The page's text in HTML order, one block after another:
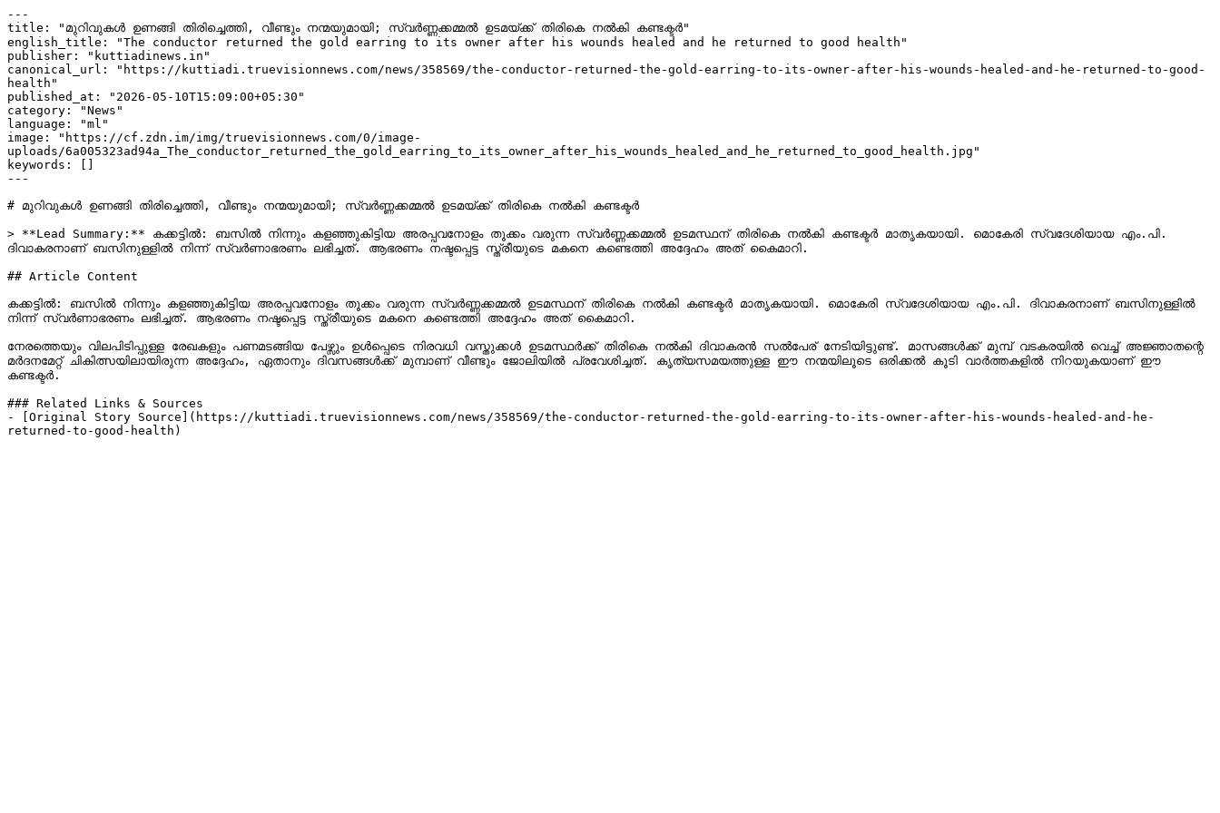
---
title: "മുറിവുകൾ ഉണങ്ങി തിരിച്ചെത്തി, വീണ്ടും നന്മയുമായി; സ്വർണ്ണക്കമ്മൽ ഉടമയ്ക്ക് തിരികെ നൽകി കണ്ടക്ടർ"
english_title: "The conductor returned the gold earring to its owner after his wounds healed and he returned to good health"
publisher: "kuttiadinews.in"
canonical_url: "https://kuttiadi.truevisionnews.com/news/358569/the-conductor-returned-the-gold-earring-to-its-owner-after-his-wounds-healed-and-he-returned-to-good-
health"
published_at: "2026-05-10T15:09:00+05:30"
category: "News"
language: "ml"
image: "https://cf.zdn.im/img/truevisionnews.com/0/image-
uploads/6a005323ad94a_The_conductor_returned_the_gold_earring_to_its_owner_after_his_wounds_healed_and_he_returned_to_good_health.jpg"
keywords: []
---
# മുറിവുകൾ ഉണങ്ങി തിരിച്ചെത്തി, വീണ്ടും നന്മയുമായി; സ്വർണ്ണക്കമ്മൽ ഉടമയ്ക്ക് തിരികെ നൽകി കണ്ടക്ടർ
> **Lead Summary:** കക്കട്ടില്‍: ബസിൽ നിന്നും കളഞ്ഞുകിട്ടിയ അരപ്പവനോളം തൂക്കം വരുന്ന സ്വർണ്ണക്കമ്മൽ ഉടമസ്ഥന് തിരികെ നൽകി കണ്ടക്ടർ മാതൃകയായി. മൊകേരി സ്വദേശിയായ എം.പി.
ദിവാകരനാണ് ബസിനുള്ളിൽ നിന്ന് സ്വർണാഭരണം ലഭിച്ചത്. ആഭരണം നഷ്ടപ്പെട്ട സ്ത്രീയുടെ മകനെ കണ്ടെത്തി അദ്ദേഹം അത് കൈമാറി.
## Article Content
കക്കട്ടില്‍: ബസിൽ നിന്നും കളഞ്ഞുകിട്ടിയ അരപ്പവനോളം തൂക്കം വരുന്ന സ്വർണ്ണക്കമ്മൽ ഉടമസ്ഥന് തിരികെ നൽകി കണ്ടക്ടർ മാതൃകയായി. മൊകേരി സ്വദേശിയായ എം.പി. ദിവാകരനാണ് ബസിനുള്ളിൽ
നിന്ന് സ്വർണാഭരണം ലഭിച്ചത്. ആഭരണം നഷ്ടപ്പെട്ട സ്ത്രീയുടെ മകനെ കണ്ടെത്തി അദ്ദേഹം അത് കൈമാറി.
നേരത്തെയും വിലപിടിപ്പുള്ള രേഖകളും പണമടങ്ങിയ പേഴ്സും ഉൾപ്പെടെ നിരവധി വസ്തുക്കൾ ഉടമസ്ഥർക്ക് തിരികെ നൽകി ദിവാകരൻ സൽപേര് നേടിയിട്ടുണ്ട്. മാസങ്ങൾക്ക് മുമ്പ് വടകരയിൽ വെച്ച് അജ്ഞാതന്റെ
മർദനമേറ്റ് ചികിത്സയിലായിരുന്ന അദ്ദേഹം, ഏതാനും ദിവസങ്ങൾക്ക് മുമ്പാണ് വീണ്ടും ജോലിയിൽ പ്രവേശിച്ചത്. കൃത്യസമയത്തുള്ള ഈ നന്മയിലൂടെ ഒരിക്കൽ കൂടി വാർത്തകളിൽ നിറയുകയാണ് ഈ
കണ്ടക്ടർ.
### Related Links & Sources
- [Original Story Source](https://kuttiadi.truevisionnews.com/news/358569/the-conductor-returned-the-gold-earring-to-its-owner-after-his-wounds-healed-and-he-
returned-to-good-health)